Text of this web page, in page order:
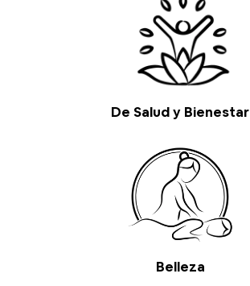
De Salud y Bienestar
Belleza